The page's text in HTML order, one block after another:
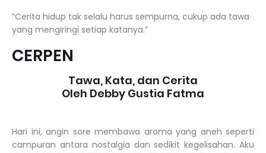
“Cerita hidup tak selalu harus sempurna, cukup ada tawa
yang mengiringi setiap katanya.”
CERPEN
Tawa, Kata, dan Cerita
Oleh Debby Gustia Fatma
Hari ini, angin sore membawa aroma yang aneh seperti
campuran antara nostalgia dan sedikit kegelisahan. Aku